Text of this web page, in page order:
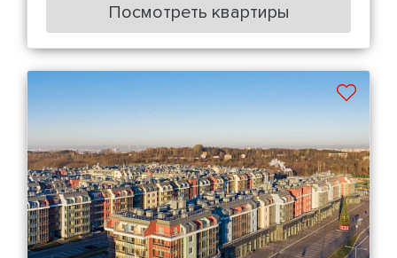
Посмотреть квартиры